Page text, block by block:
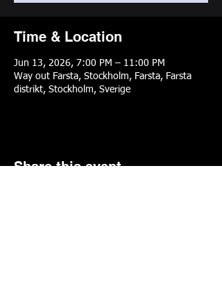
Time & Location
Jun 13, 2026, 7:00 PM – 11:00 PM
Way out Farsta, Stockholm, Farsta, Farsta
distrikt, Stockholm, Sverige
Share this event